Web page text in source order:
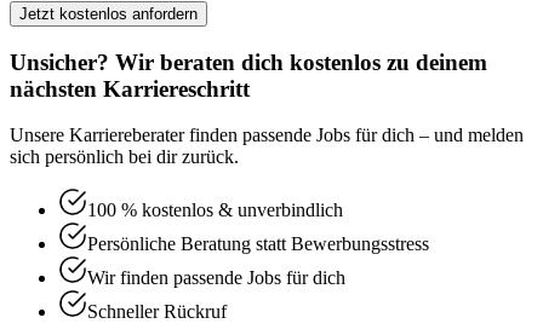
Jetzt kostenlos anfordern
Unsicher? Wir beraten dich kostenlos zu deinem
nächsten Karriereschritt
Unsere Karriereberater finden passende Jobs für dich – und melden
sich persönlich bei dir zurück.
100 % kostenlos & unverbindlich
Persönliche Beratung statt Bewerbungsstress
Wir finden passende Jobs für dich
Schneller Rückruf